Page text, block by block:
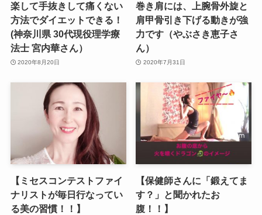
楽して手抜きして痛くない
方法でダイエットできる！
(神奈川県 30代現役理学療
法士 宮内華さん）
2020年8月20日
巻き肩には、上腕骨外旋と
肩甲骨引き下げる動きが強
力です（やぶさき恵子さ
ん）
2020年7月31日
【ミセスコンテストファイ
ナリストが毎日行なってい
る美の習慣！！】
【保健師さんに「鍛えてま
す？」と聞かれたお
腹！！】